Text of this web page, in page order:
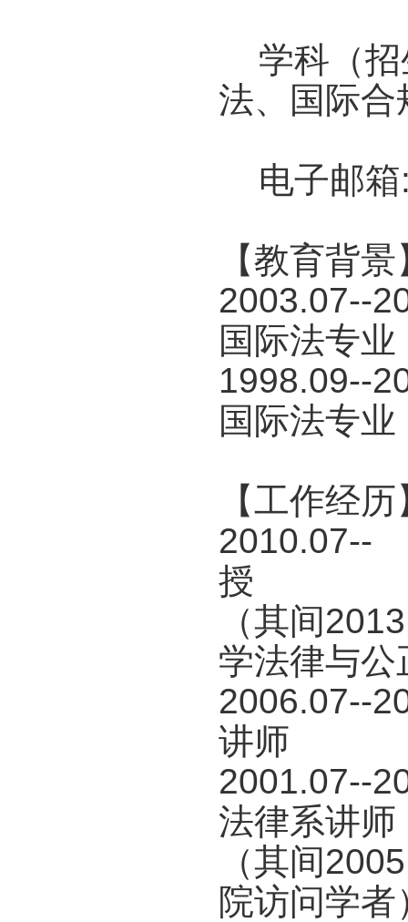
学科（招
法、国际合
电子邮箱
【教育背景
2003.07--
国际法专
1998.09--
国际法专
【工作经历
授
（其间
学法律与
2006.07--
讲师
2001.07--
法律系讲师
（其间
院访问学者